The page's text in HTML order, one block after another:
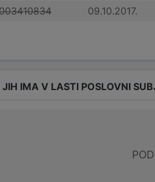
09.10.2017.
JIH IMA V LASTI POSLOVNI